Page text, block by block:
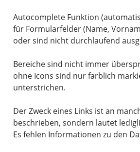
Autocomplete Funktion
für Formularfelder (Name,
oder sind nicht durchlaufend
Bereiche sind nicht immer
ohne Icons sind nur farblich
unterstrichen.
Der Zweck eines Links ist an
beschrieben, sondern lautet
Es fehlen Informationen zu den